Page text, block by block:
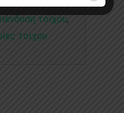
τοίχου,
τοίχου